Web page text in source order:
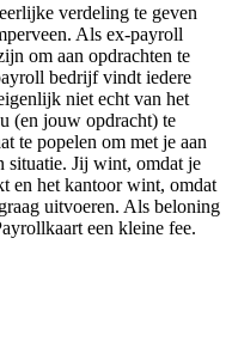
verdeling te geven
Als ex-payroll
om aan opdrachten te
bedrijf vindt iedere
niet echt van het
(en jouw opdracht) te
te popelen om met je aan
situatie. Jij wint, omdat je
en het kantoor wint, omdat
uitvoeren. Als beloning
een kleine fee.